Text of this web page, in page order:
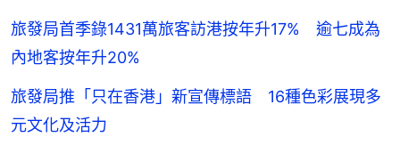
旅發局首季錄1431萬旅客訪港按年升17% 逾七成為
內地客按年升20%
旅發局推「只在香港」新宣傳標語 16種色彩展現多
元文化及活力